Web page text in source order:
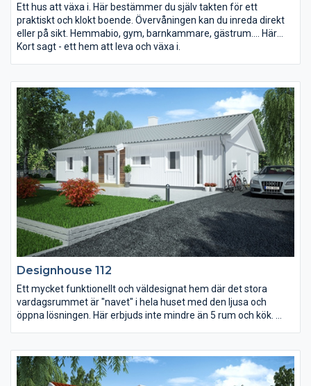
Ett hus att växa i. Här bestämmer du själv takten för ett
praktiskt och klokt boende. Övervåningen kan du inreda direkt
eller på sikt. Hemmabio, gym, barnkammare, gästrum.... Här
finns många möjligheter.
Kort sagt - ett hem att leva och växa i.
Designhouse 112
Ett mycket funktionellt och väldesignat hem där det stora
vardagsrummet är "navet" i hela huset med den ljusa och
öppna lösningen. Här erbjuds inte mindre än 5 rum och kök.